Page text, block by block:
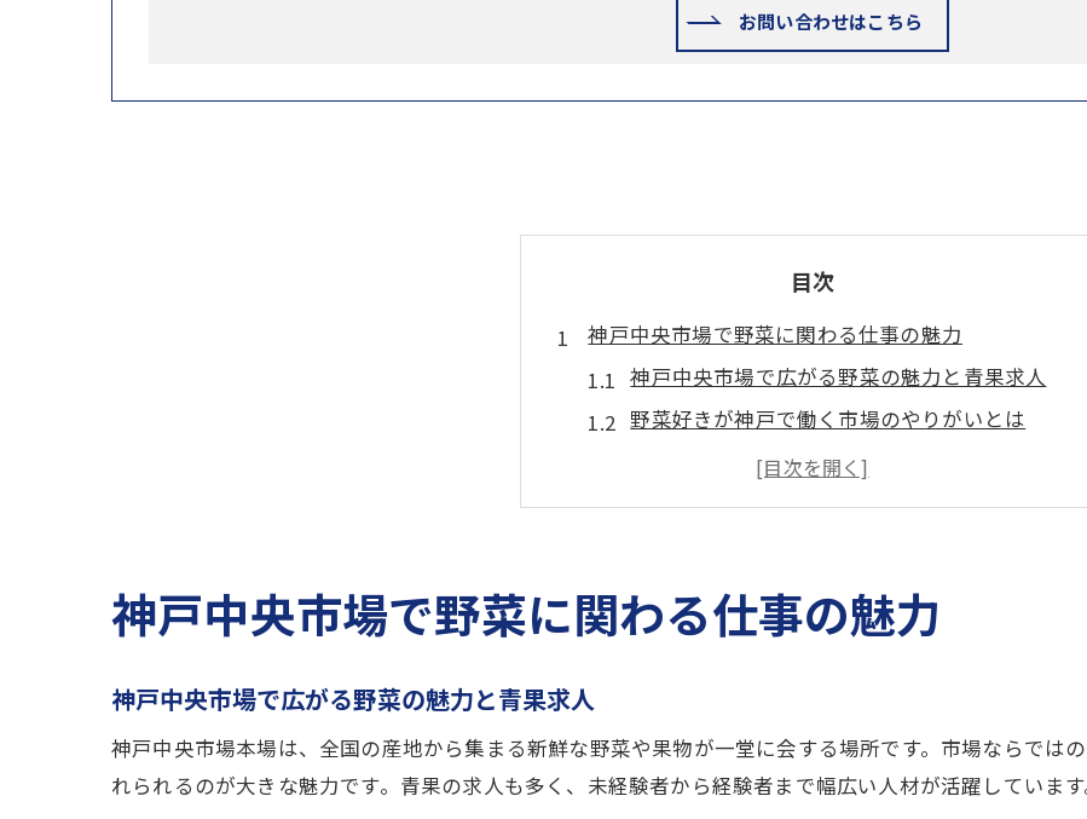
お問い合わせはこちら
目次
神戸中央市場で野菜に関わる仕事の魅力
神戸中央市場で広がる野菜の魅力と青果求人
野菜好きが神戸で働く市場のやりがいとは
神戸中央市場の青果求人が人気な理由を解説
野菜を支える神戸市場の現場の魅力と特徴
青果業界への第一歩を神戸で踏み出すには
神戸中央市場で青果求人を探す前の準備とは
神戸中央市場で青果の第一歩を踏み出すコツ
野菜好きが神戸で青果業界に挑戦するポイント
神戸中央市場で野菜に関わる仕事の魅力
神戸中央市場で広がる野菜の魅力と青果求人
神戸中央市場本場は、全国の産地から集まる新鮮な野菜や果物が一堂に会する場所です。市場ならでは
れられるのが大きな魅力です。青果の求人も多く、未経験者から経験者まで幅広い人材が活躍しています